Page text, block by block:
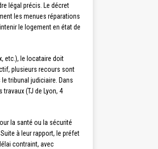
légal précis. Le décret
les menues réparations
le logement en état de
etc.), le locataire doit
plusieurs recours sont
tribunal judiciaire. Dans
(TJ de Lyon, 4
la santé ou la sécurité
à leur rapport, le préfet
contraint, avec